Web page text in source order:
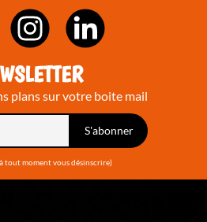
plans sur votre boite mail
tout moment vous désinscrire)